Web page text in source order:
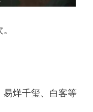
易烊千玺、白客等